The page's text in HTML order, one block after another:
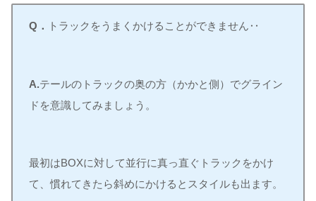
Q． トラックをうまくかけることができません‥
A.テールのトラックの奥の方（かかと側）でグライン
ドを意識してみましょう。
最初はBOXに対して並行に真っ直ぐトラックをかけ
て、慣れてきたら斜めにかけるとスタイルも出ます。